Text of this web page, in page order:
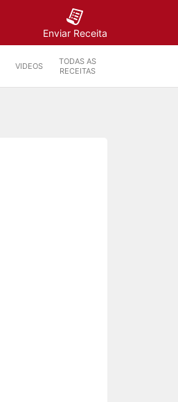
Enviar Receita
VIDEOS
TODAS AS
RECEITAS